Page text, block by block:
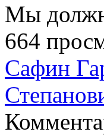
Мы
664
Сафин